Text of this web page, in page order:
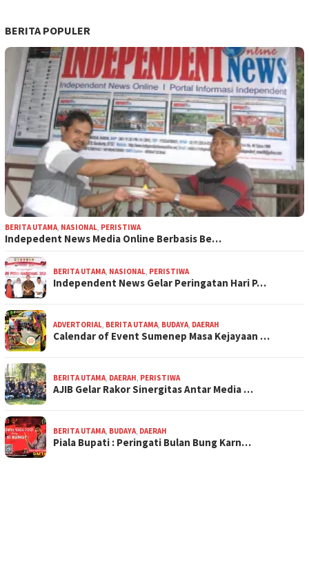
BERITA POPULER
BERITA UTAMA NASIONAL PERISTIWA
Indepedent News Media Online Berbasis Be…
BERITA UTAMA NASIONAL PERISTIWA
Independent News Gelar Peringatan Hari P…
ADVERTORIAL BERITA UTAMA BUDAYA DAERAH
Calendar of Event Sumenep Masa Kejayaan …
BERITA UTAMA DAERAH PERISTIWA
AJIB Gelar Rakor Sinergitas Antar Media …
BERITA UTAMA BUDAYA DAERAH
Piala Bupati : Peringati Bulan Bung Karn…